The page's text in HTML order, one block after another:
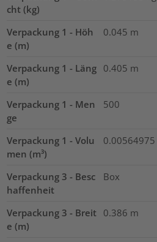
cht (kg)
Verpackung 1 - Höh
e (m)
0.045 m
Verpackung 1 - Läng
e (m)
0.405 m
Verpackung 1 - Men
ge
500
Verpackung 1 - Volu
men (m³)
0.00564975
Verpackung 3 - Besc
haffenheit
Box
Verpackung 3 - Breit
e (m)
0.386 m